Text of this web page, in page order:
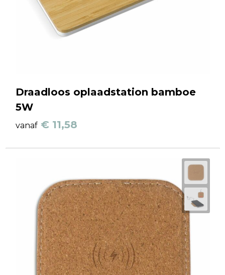
Draadloos oplaadstation bamboe
5W
vanaf € 11,58